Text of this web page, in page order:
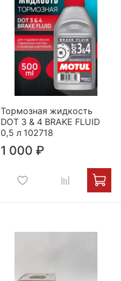
Тормозная жидкость
DOT 3 & 4 BRAKE FLUID
0,5 л 102718
1 000 ₽